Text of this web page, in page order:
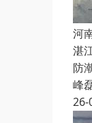
河
湛
防
峰
26-